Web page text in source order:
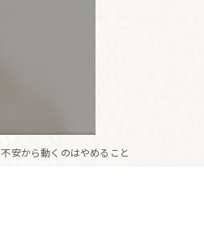
不安から動くのはやめること